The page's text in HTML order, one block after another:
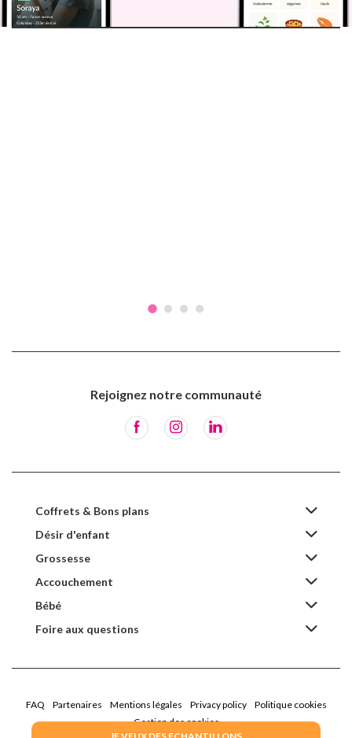
Rejoignez notre communauté
Coffrets & Bons plans
Désir d'enfant
Grossesse
Accouchement
Bébé
Foire aux questions
FAQ Partenaires Mentions légales Privacy policy
Politique cookies
Gestion des cookies